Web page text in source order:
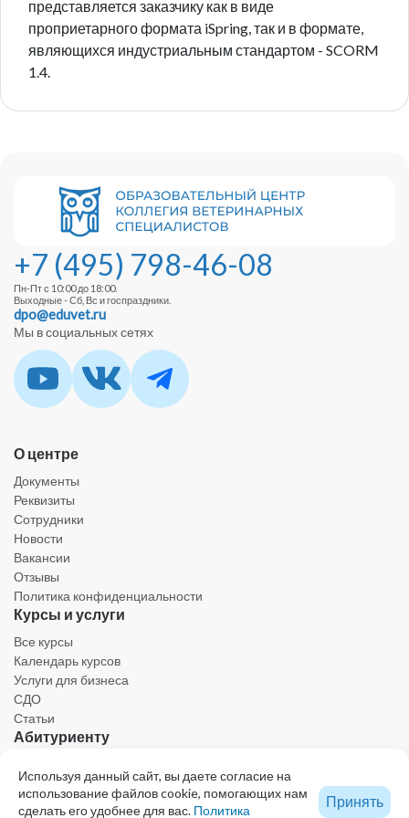
Ручки и бизнес-тетради для учеников
Бумага для сертификатов
Писчая бумага
Разработка макетов и печать листовок
представляется заказчику как в виде
проприетарного формата iSpring, так и в формате,
являющихся индустриальным стандартом - SCORM
1.4.
+7 (495) 798-46-08
Пн-Пт с 10:00 до 18:00.
Выходные - Сб, Вс и госпраздники.
dpo@eduvet.ru
Мы в социальных сетях
О центре
Документы
Реквизиты
Сотрудники
Новости
Вакансии
Отзывы
Политика конфиденциальности
Курсы и услуги
Все курсы
Календарь курсов
Услуги для бизнеса
СДО
Статьи
Абитуриенту
Календарь
Ресурсы
Используя данный сайт, вы даете согласие на
использование файлов cookie, помогающих нам
сделать его удобнее для вас. Политика
Принять